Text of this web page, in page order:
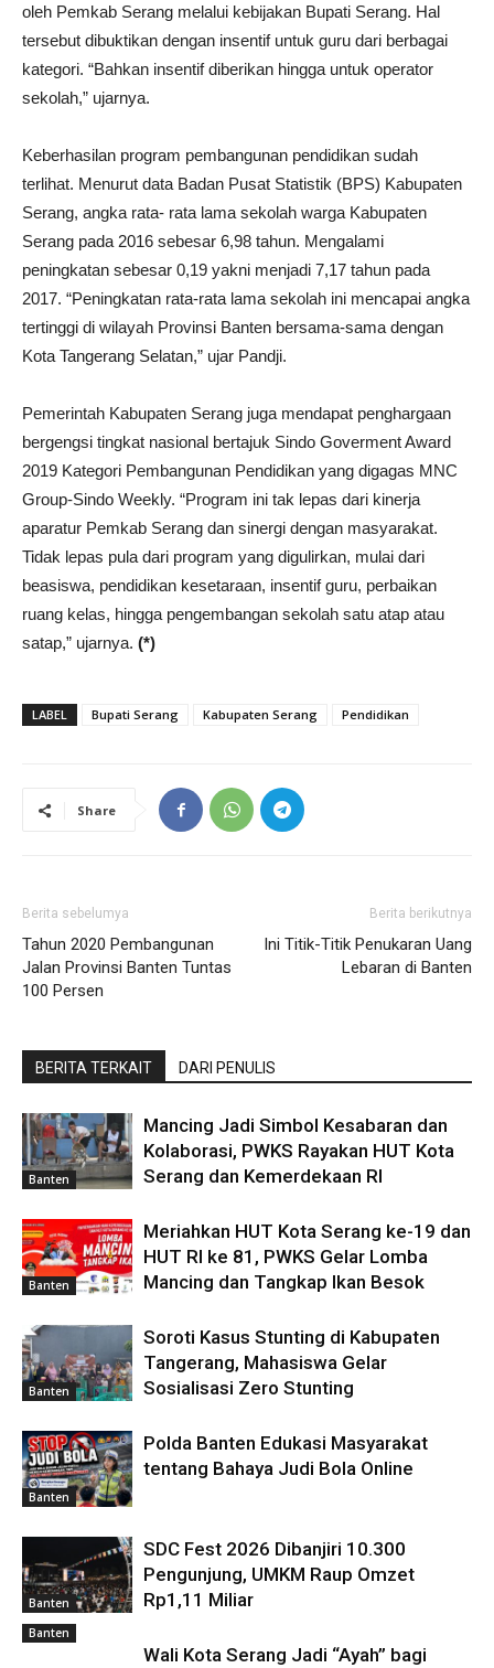
oleh Pemkab Serang melalui kebijakan Bupati Serang. Hal
tersebut dibuktikan dengan insentif untuk guru dari berbagai
kategori. “Bahkan insentif diberikan hingga untuk operator
sekolah,” ujarnya.
Keberhasilan program pembangunan pendidikan sudah
terlihat. Menurut data Badan Pusat Statistik (BPS) Kabupaten
Serang, angka rata- rata lama sekolah warga Kabupaten
Serang pada 2016 sebesar 6,98 tahun. Mengalami
peningkatan sebesar 0,19 yakni menjadi 7,17 tahun pada
2017. “Peningkatan rata-rata lama sekolah ini mencapai angka
tertinggi di wilayah Provinsi Banten bersama-sama dengan
Kota Tangerang Selatan,” ujar Pandji.
Pemerintah Kabupaten Serang juga mendapat penghargaan
bergengsi tingkat nasional bertajuk Sindo Goverment Award
2019 Kategori Pembangunan Pendidikan yang digagas MNC
Group-Sindo Weekly. “Program ini tak lepas dari kinerja
aparatur Pemkab Serang dan sinergi dengan masyarakat.
Tidak lepas pula dari program yang digulirkan, mulai dari
beasiswa, pendidikan kesetaraan, insentif guru, perbaikan
ruang kelas, hingga pengembangan sekolah satu atap atau
satap,” ujarnya. (*)
LABEL Bupati Serang Kabupaten Serang Pendidikan
Share
Berita sebelumya
Tahun 2020 Pembangunan
Jalan Provinsi Banten Tuntas
100 Persen
Berita berikutnya
Ini Titik-Titik Penukaran Uang
Lebaran di Banten
BERITA TERKAIT DARI PENULIS
Banten
Mancing Jadi Simbol Kesabaran dan
Kolaborasi, PWKS Rayakan HUT Kota
Serang dan Kemerdekaan RI
Banten
Meriahkan HUT Kota Serang ke-19 dan
HUT RI ke 81, PWKS Gelar Lomba
Mancing dan Tangkap Ikan Besok
Banten
Soroti Kasus Stunting di Kabupaten
Tangerang, Mahasiswa Gelar
Sosialisasi Zero Stunting
Banten
Polda Banten Edukasi Masyarakat
tentang Bahaya Judi Bola Online
Banten
SDC Fest 2026 Dibanjiri 10.300
Pengunjung, UMKM Raup Omzet
Rp1,11 Miliar
Banten
Wali Kota Serang Jadi “Ayah” bagi